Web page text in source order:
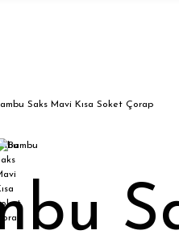
Saks Mavi Kısa Soket Çorap